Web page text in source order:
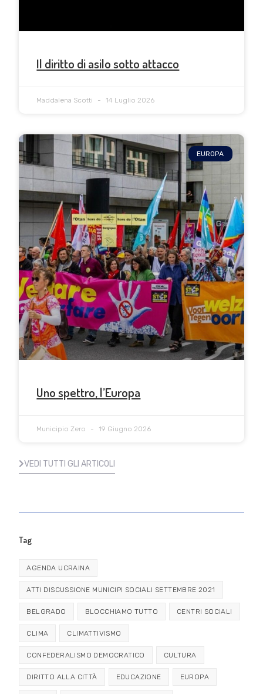
Il diritto di asilo sotto attacco
Maddalena Scotti 14 Luglio 2026
EUROPA
Uno spettro, l’Europa
Municipio Zero 19 Giugno 2026
VEDI TUTTI GLI ARTICOLI
Tag
AGENDA UCRAINA
ATTI DISCUSSIONE MUNICIPI SOCIALI SETTEMBRE 2021
BELGRADO BLOCCHIAMO TUTTO CENTRI SOCIALI
CLIMA CLIMATTIVISMO
CONFEDERALISMO DEMOCRATICO CULTURA
DIRITTO ALLA CITTÀ EDUCAZIONE EUROPA